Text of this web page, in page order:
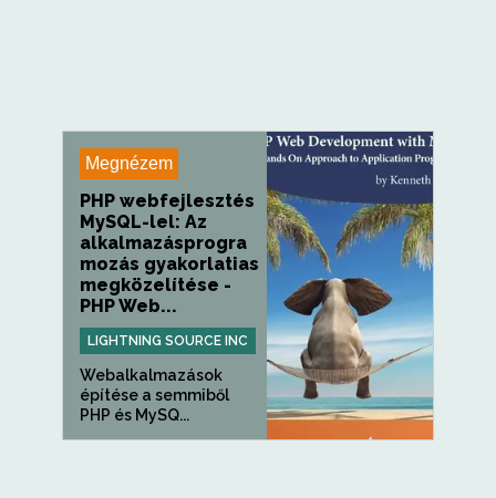
Megnézem
PHP webfejlesztés
MySQL-lel: Az
alkalmazásprogra
mozás gyakorlatias
megközelítése -
PHP Web...
LIGHTNING SOURCE INC
Webalkalmazások
építése a semmiből
PHP és MySQ...